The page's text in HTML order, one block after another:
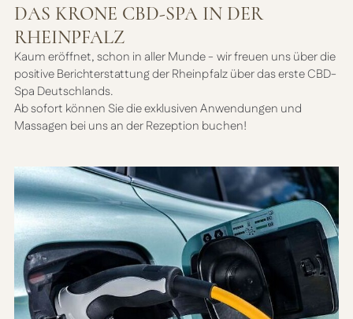
DAS KRONE CBD-SPA IN DER
RHEINPFALZ
Kaum eröffnet, schon in aller Munde - wir freuen uns über die
positive Berichterstattung der Rheinpfalz über das erste CBD-
Spa Deutschlands.
Ab sofort können Sie die exklusiven Anwendungen und
Massagen bei uns an der Rezeption buchen!